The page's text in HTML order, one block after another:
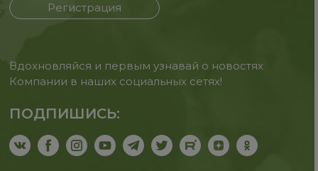
Регистрация
Вдохновляйся и первым узнавай о новостях
Компании в наших социальных сетях!
ПОДПИШИСЬ: